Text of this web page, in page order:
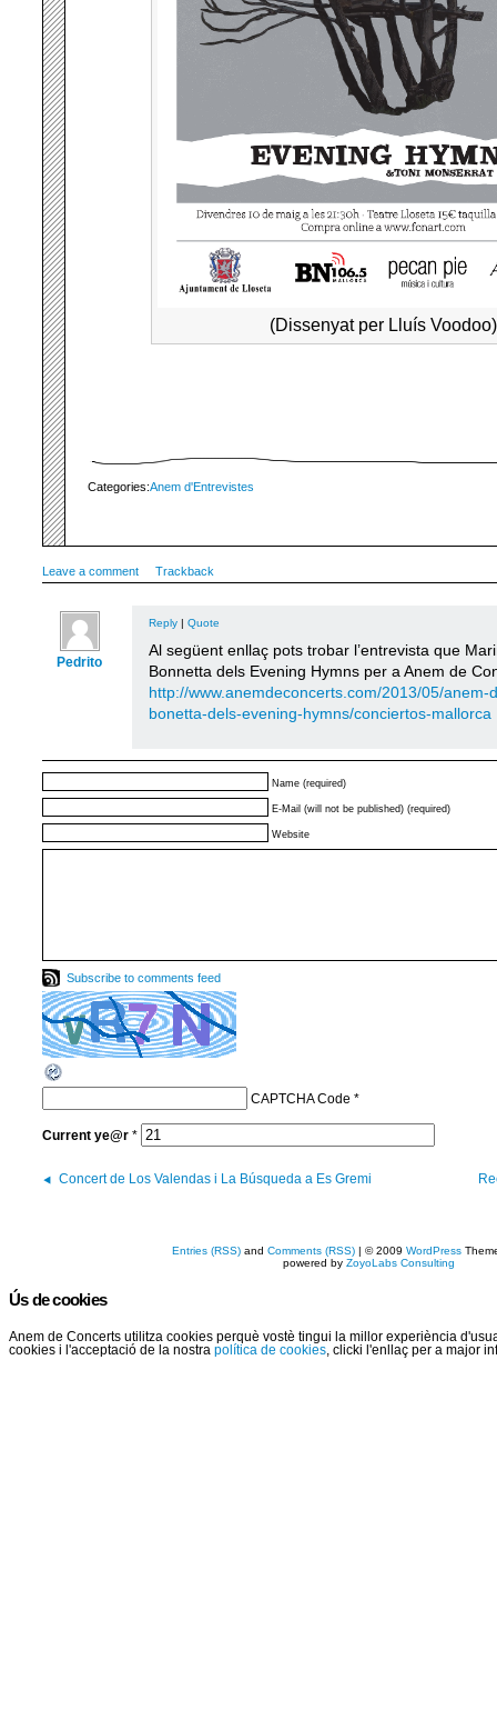
(Dissenyat per Lluís Voodoo)
Categories:Anem d'Entrevistes
Leave a comment Trackback
Pedrito
Reply | Quote
Al següent enllaç pots trobar l’entrevista que
Bonnetta dels Evening Hymns per a Anem de
http://www.anemdeconcerts.com/2013/05/anem-
bonetta-dels-evening-hymns/conciertos-mallorca
Name (required)
E-Mail (will not be published) (required)
Website
Subscribe to comments feed
CAPTCHA Code *
Current ye@r *
Concert de Los Valendas i La Búsqueda a Es Gremi
Entries (RSS) andComments (RSS) | © 2009WordPress
powered byZoyoLabs Consulting
Ús de cookies
Anem de Concerts utilitza cookies perquè vostè tingui la millor experiència
cookies i l'acceptació de la nostra política de cookies, clicki l'enllaç per a major